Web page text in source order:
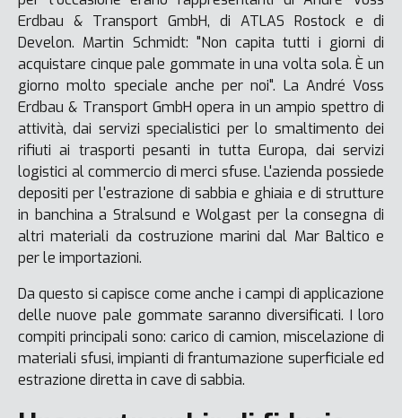
Erdbau & Transport GmbH, di ATLAS Rostock e di
Develon. Martin Schmidt: "Non capita tutti i giorni di
acquistare cinque pale gommate in una volta sola. È un
giorno molto speciale anche per noi". La André Voss
Erdbau & Transport GmbH opera in un ampio spettro di
attività, dai servizi specialistici per lo smaltimento dei
rifiuti ai trasporti pesanti in tutta Europa, dai servizi
logistici al commercio di merci sfuse. L'azienda possiede
depositi per l'estrazione di sabbia e ghiaia e di strutture
in banchina a Stralsund e Wolgast per la consegna di
altri materiali da costruzione marini dal Mar Baltico e
per le importazioni.
Da questo si capisce come anche i campi di applicazione
delle nuove pale gommate saranno diversificati. I loro
compiti principali sono: carico di camion, miscelazione di
materiali sfusi, impianti di frantumazione superficiale ed
estrazione diretta in cave di sabbia.